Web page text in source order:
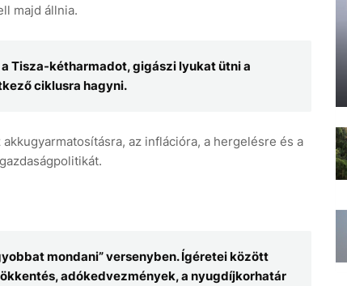
majd állnia.
Tisza-kétharmadot, gigászi lyukat ütni a
ciklusra hagyni.
az inflációra, a hergelésre és a
mondani” versenyben. Ígéretei között
adókedvezmények, a nyugdíjkorhatár